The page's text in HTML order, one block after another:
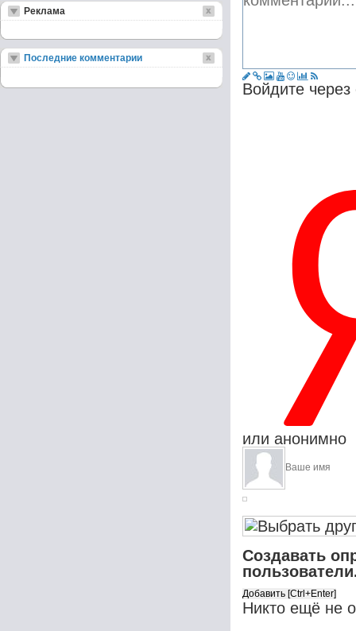
Войдите
или анонимно
Создавать
Никто ещё не
Реклама
Последние комментарии